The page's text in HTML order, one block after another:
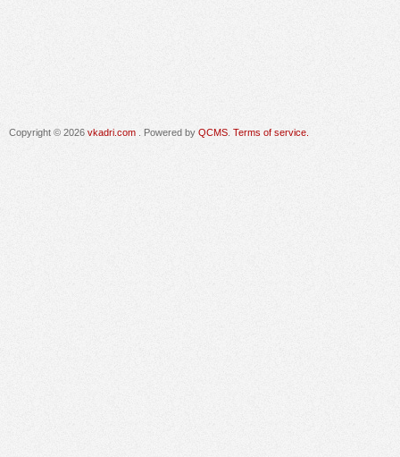
Copyright © 2026 vkadri.com . Powered by QCMS Terms of service.